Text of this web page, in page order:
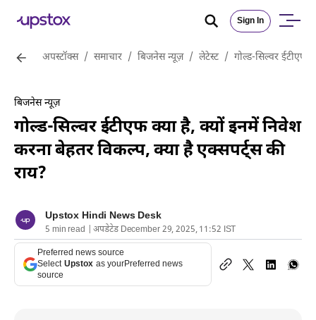
Sign In
अपस्टॉक्स / समाचार / बिजनेस न्यूज़ / लेटेस्ट / गोल्ड-सिल्वर ईटीएफ
बिजनेस न्यूज़
गोल्ड-सिल्वर ईटीएफ क्या है, क्यों इनमें निवेश
करना बेहतर विकल्प, क्या है एक्सपर्ट्स की
राय?
Upstox Hindi News Desk
5 min read | अपडेटेड December 29, 2025, 11:52 IST
Preferred news source
Select Upstox as yourPreferred news
source